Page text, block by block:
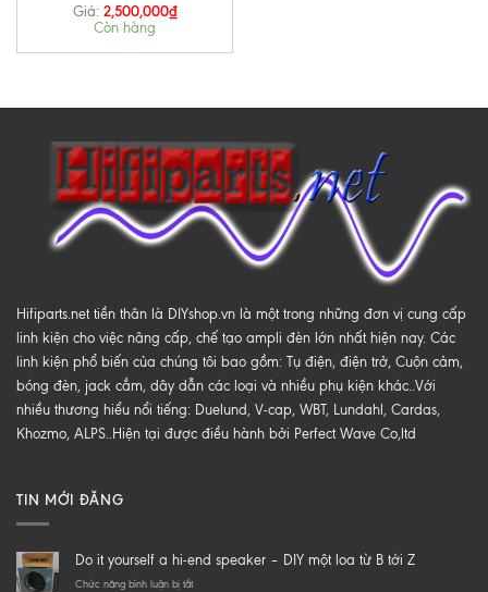
Giá: 2,500,000₫
Còn hàng
Hifiparts.net tiền thân là DIYshop.vn là một trong những đơn vị cung cấp
linh kiện cho việc nâng cấp, chế tạo ampli đèn lớn nhất hiện nay. Các
linh kiện phổ biến của chúng tôi bao gồm: Tụ điện, điện trở, Cuộn cảm,
bóng đèn, jack cắm, dây dẫn các loại và nhiều phụ kiện khác..Với
nhiều thương hiểu nổi tiếng: Duelund, V-cap, WBT, Lundahl, Cardas,
Khozmo, ALPS..Hiện tại được điều hành bởi Perfect Wave Co,ltd
TIN MỚI ĐĂNG
Do it yourself a hi-end speaker – DIY một loa từ B tới Z
Chức năng bình luận bị tắtở